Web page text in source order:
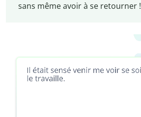
sans même avoir à se retourner !